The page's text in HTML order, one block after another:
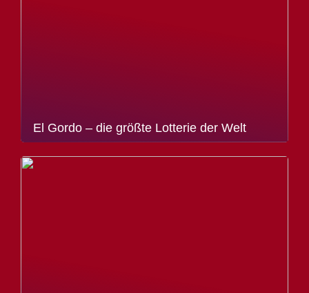
El Gordo – die größte Lotterie der Welt